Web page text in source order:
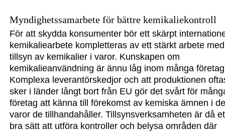
Myndighetssamarbete för bättrekemikaliekontroll
För att skydda konsumenter bör ett skärpt
kemikaliearbete kompletteras av ett stärkt arbete med
tillsyn av kemikalier i varor. Kunskapen om
kemikalieanvändningär ännu låg inom många företag
Komplexa leverantörskedjor och att produktionen
sker i länder långt bort från EU gör det svårt för
företag att känna till förekomst av kemiska ämnen i
varor de tillhandahåller.Tillsynsverksamheten är då
bra sätt att utföra kontroller och belysa områden där